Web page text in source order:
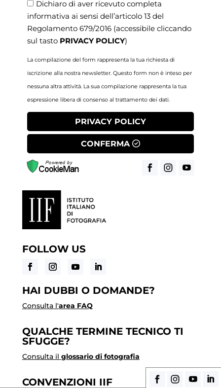
Dichiaro di aver ricevuto completa
informativa ai sensi dell’articolo 13 del
Regolamento 679/2016 (accessibile cliccando
sul tasto PRIVACY POLICY)
La compilazione del form rappresenta la tua richiesta di
iscrizione alla nostra newsletter. Questo form non è inteso per
nessuna altra attività. La sua compilazione rappresenta la tua
espressione libera di consenso al trattamento dei dati.
PRIVACY POLICY
CONFERMA
FOLLOW US
HAI DUBBI O DOMANDE?
Consulta l'area FAQ
QUALCHE TERMINE TECNICO TI
SFUGGE?
Consulta il glossario di fotografia
CONVENZIONI IIF